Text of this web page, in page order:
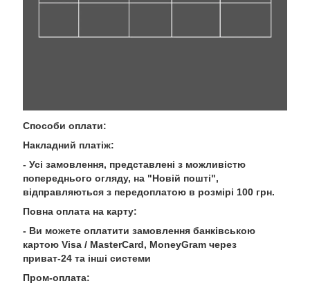
Способи оплати:
Накладний платіж:
- Усі замовлення, представлені з можливістю
попереднього огляду, на "Новій пошті",
відправляються з передоплатою в розмірі 100 грн.
Повна оплата на карту:
- Ви можете оплатити замовлення банківською
картою Visa / MasterCard, MoneyGram через
приват-24 та інші системи
Пром-оплата: